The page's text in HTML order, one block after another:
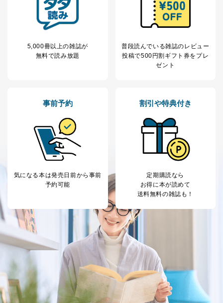
5,000冊以上の雑誌が
無料で読み放題
普段読んでいる雑誌のレビュー
投稿で500円割ギフト券をプレ
ゼント
事前予約
気になる本は発売日前から事前
予約可能
割引や特典付き
定期購読なら
お得に本が読めて
送料無料の雑誌も！